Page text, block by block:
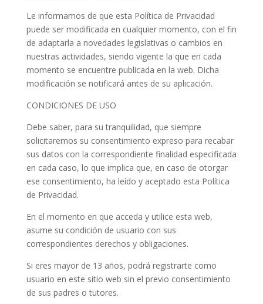
Le informamos de que esta Política de Privacidad
puede ser modificada en cualquier momento, con el fin
de adaptarla a novedades legislativas o cambios en
nuestras actividades, siendo vigente la que en cada
momento se encuentre publicada en la web. Dicha
modificación se notificará antes de su aplicación.
CONDICIONES DE USO
Debe saber, para su tranquilidad, que siempre
solicitaremos su consentimiento expreso para recabar
sus datos con la correspondiente finalidad especificada
en cada caso, lo que implica que, en caso de otorgar
ese consentimiento, ha leído y aceptado esta Política
de Privacidad.
En el momento en que acceda y utilice esta web,
asume su condición de usuario con sus
correspondientes derechos y obligaciones.
Si eres mayor de 13 años, podrá registrarte como
usuario en este sitio web sin el previo consentimiento
de sus padres o tutores.